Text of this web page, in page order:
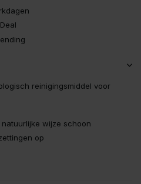
reinigingsmiddel voor
wijze schoon
op